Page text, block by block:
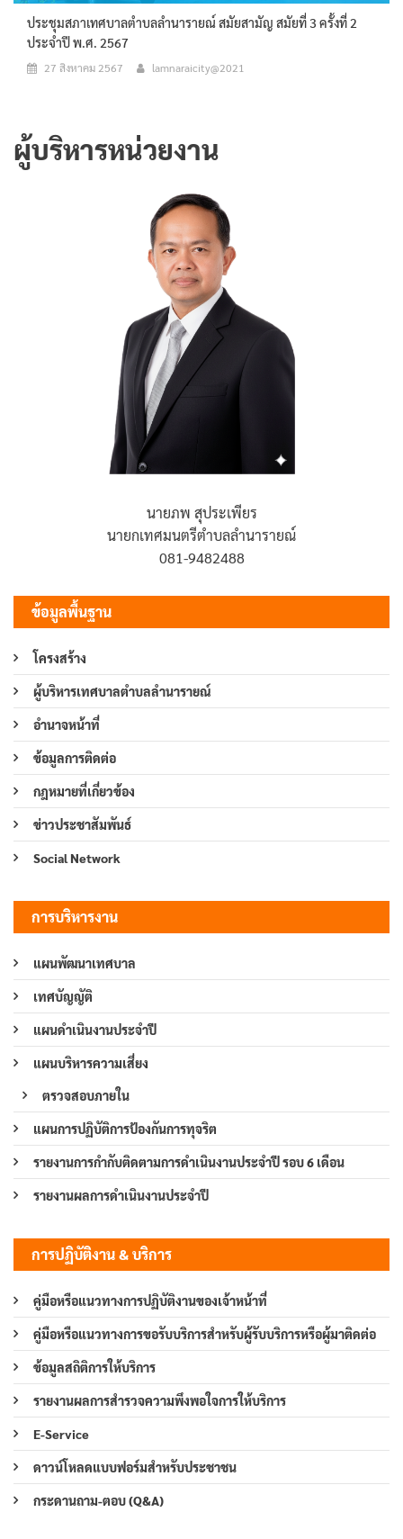
ประชุมสภาเทศบาลตำบลลำนารายณ์ สมัยสามัญ สมัยที่ 3 ครั้งที่ 2
ประจำปี พ.ศ. 2567
27 สิงหาคม 2567 lamnaraicity@2021
ผู้บริหารหน่วยงาน
นายภพ สุประเพียร
นายกเทศมนตรีตำบลลำนารายณ์
081-9482488
ข้อมูลพื้นฐาน
โครงสร้าง
ผู้บริหารเทศบาลตำบลลำนารายณ์
อำนาจหน้าที่
ข้อมูลการติดต่อ
กฎหมายที่เกี่ยวข้อง
ข่าวประชาสัมพันธ์
Social Network
การบริหารงาน
แผนพัฒนาเทศบาล
เทศบัญญัติ
แผนดำเนินงานประจำปี
แผนบริหารความเสี่ยง
ตรวจสอบภายใน
แผนการปฏิบัติการป้องกันการทุจริต
รายงานการกำกับติดตามการดำเนินงานประจำปี รอบ 6 เดือน
รายงานผลการดำเนินงานประจำปี
การปฏิบัติงาน & บริการ
คู่มือหรือแนวทางการปฏิบัติงานของเจ้าหน้าที่
คู่มือหรือแนวทางการขอรับบริการสำหรับผู้รับบริการหรือผู้มาติดต่อ
ข้อมูลสถิติการให้บริการ
รายงานผลการสำรวจความพึงพอใจการให้บริการ
E-Service
ดาวน์โหลดแบบฟอร์มสำหรับประชาชน
กระดานถาม-ตอบ (Q&A)